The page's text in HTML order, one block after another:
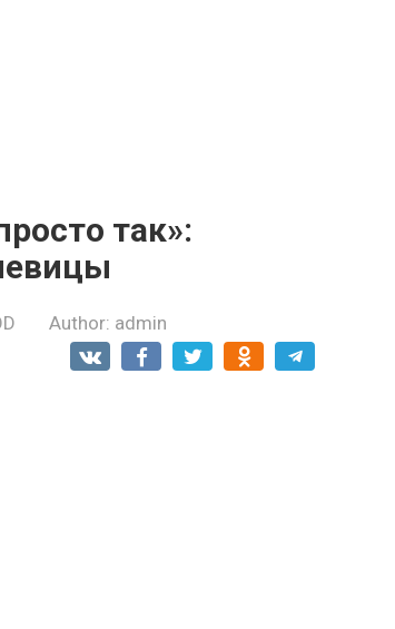
так»:
Author: admin